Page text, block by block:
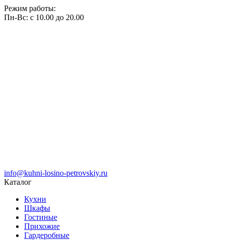
Режим работы:
Пн-Вс: с 10.00 до 20.00
info@kuhni-losino-petrovskiy.ru
Каталог
Кухни
Шкафы
Гостиные
Прихожие
Гардеробные